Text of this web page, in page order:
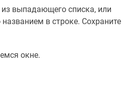
выпадающего списка, или
в строке. Сохраните
окне.